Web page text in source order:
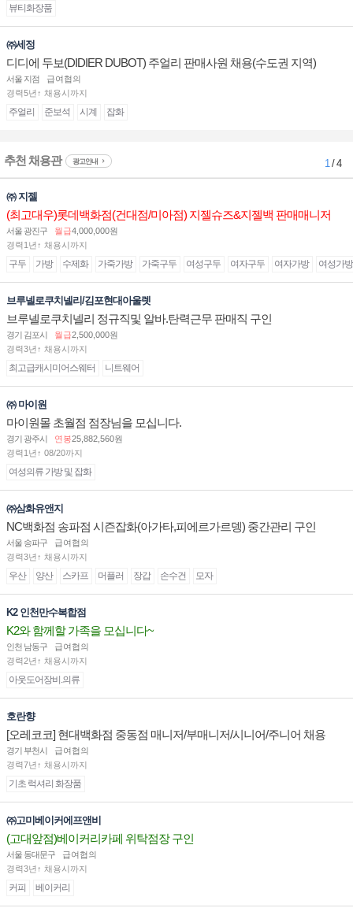
뷰티화장품
㈜세정
디디에 두보(DIDIER DUBOT) 주얼리 판매사원 채용(수도권 지역)
서울 지점
급여협의
경력5년↑ 채용시까지
주얼리 준보석 시계 잡화
추천 채용관 광고안내 1/ 4
㈜ 지젤
(최고대우)롯데백화점(건대점/미아점) 지젤슈즈&지젤백 판매매니저
(직원) 구인합니다
서울 광진구 월급4,000,000원
경력1년↑ 채용시까지
구두 가방 수제화 가죽가방 가죽구두 여성구두 여자구두 여자가방 여성가방
브루넬로쿠치넬리/김포현대아울렛
브루넬로쿠치넬리 정규직및 알바.탄력근무 판매직 구인
경기 김포시 월급2,500,000원
경력3년↑ 채용시까지
최고급캐시미어스웨터 니트웨어
㈜ 마이원
마이원몰 초월점 점장님을 모십니다.
경기 광주시 연봉25,882,560원
경력1년↑ 08/20까지
여성의류 가방 및 잡화
㈜삼화유앤지
NC백화점 송파점 시즌잡화(아가타,피에르가르뎅) 중간관리 구인
서울 송파구
급여협의
경력3년↑ 채용시까지
우산 양산 스카프 머플러 장갑 손수건 모자
K2 인천만수복합점
K2와 함께할 가족을 모십니다~
인천 남동구
급여협의
경력2년↑ 채용시까지
아웃도어장비.의류
호란향
[오레코코] 현대백화점 중동점 매니저/부매니저/시니어/주니어 채용
경기 부천시
급여협의
경력7년↑ 채용시까지
기초 럭셔리 화장품
㈜고미베이커에프앤비
(고대앞점)베이커리카페 위탁점장 구인
서울 동대문구
급여협의
경력3년↑ 채용시까지
커피 베이커리